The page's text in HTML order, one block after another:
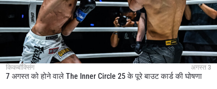
किकबॉक्सिंग अगस्त 3
7 अगस्त को होने वाले The Inner Circle 25 के पूरे बाउट कार्ड की घोषणा